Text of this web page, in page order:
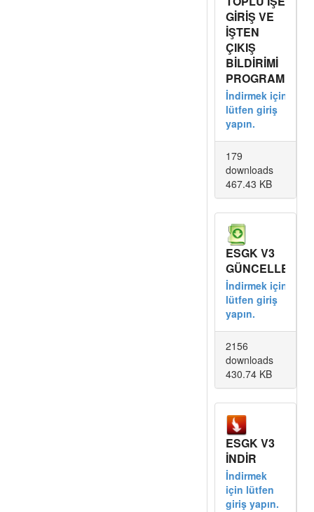
GİRİŞ VE
İŞTEN
ÇIKIŞ
BİLDİRİMİ
PROGRAMI
İndirmek için
lütfen giriş
yapın.
179
downloads
467.43 KB
ESGK V3
GÜNCELLE
İndirmek için
lütfen giriş
yapın.
2156
downloads
430.74 KB
ESGK V3
İNDİR
İndirmek
için lütfen
giriş yapın.